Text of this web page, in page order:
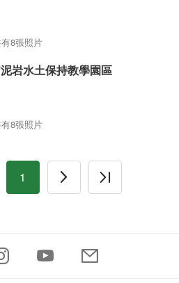
8張照片
岩水土保持教學園區
8張照片
1